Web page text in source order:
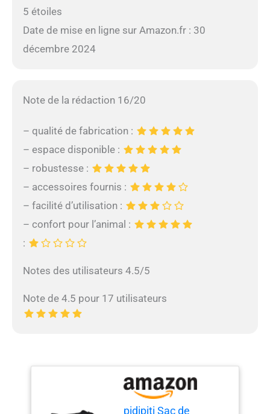
5 étoiles
Date de mise en ligne sur Amazon.fr : 30
décembre 2024
Note de la rédaction 16/20
– qualité de fabrication :
– espace disponible :
– robustesse :
– accessoires fournis :
– facilité d’utilisation :
– confort pour l’animal :
:
Notes des utilisateurs 4.5/5
Note de 4.5 pour 17 utilisateurs
pidipiti Sac de